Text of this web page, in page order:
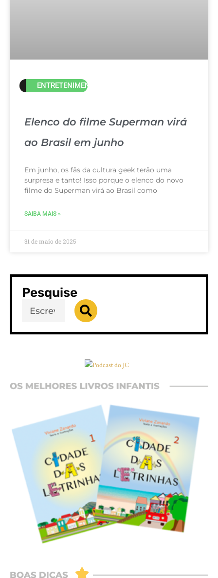
ENTRETENIMENTO
Elenco do filme Superman virá
ao Brasil em junho
Em junho, os fãs da cultura geek terão uma
surpresa e tanto! Isso porque o elenco do novo
filme do Superman virá ao Brasil como
SAIBA MAIS »
31 de maio de 2025
Pesquise